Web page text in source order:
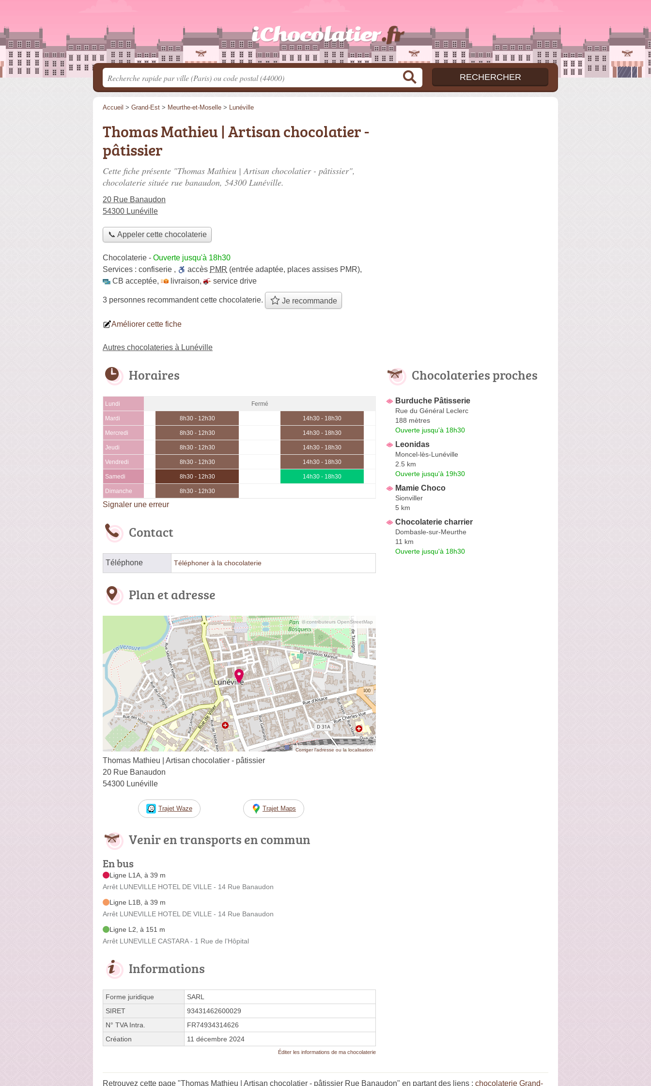
Accueil > Grand-Est > Meurthe-et-Moselle > Lunéville
Thomas Mathieu | Artisan chocolatier -
pâtissier
Cette fiche présente "Thomas Mathieu | Artisan chocolatier - pâtissier",
chocolaterie située rue banaudon, 54300 Lunéville.
20 Rue Banaudon
54300 Lunéville
📞 Appeler cette chocolaterie
Chocolaterie - Ouverte jusqu'à 18h30
Services : confiserie , accès PMR (entrée adaptée, places assises PMR),
CB acceptée, livraison, service drive
3 personnes recommandentcette chocolaterie. Je recommande
Améliorer cette fiche
Autres chocolateries à Lunéville
Horaires
Lundi Fermé
Mardi 8h30 - 12h30 14h30 - 18h30
Mercredi 8h30 - 12h30 14h30 - 18h30
Jeudi 8h30 - 12h30 14h30 - 18h30
Vendredi 8h30 - 12h30 14h30 - 18h30
Samedi 8h30 - 12h30 14h30 - 18h30
Dimanche 8h30 - 12h30
Signaler une erreur
Contact
Téléphone Téléphoner à la chocolaterie
Plan et adresse
© contributeurs OpenStreetMap
Corriger l’adresse ou la localisation
Thomas Mathieu | Artisan chocolatier - pâtissier
20 Rue Banaudon
54300 Lunéville
Trajet Waze Trajet Maps
Venir en transports en commun
En bus
Ligne L1A, à 39 m
Arrêt LUNEVILLE HOTEL DE VILLE - 14 Rue Banaudon
Ligne L1B, à 39 m
Arrêt LUNEVILLE HOTEL DE VILLE - 14 Rue Banaudon
Ligne L2, à 151 m
Arrêt LUNEVILLE CASTARA - 1 Rue de l’Hôpital
Informations
Forme juridique
SARL
SIRET
93431462600029
N° TVA Intra.
FR74934314626
Création
11 décembre 2024
Éditer les informations de ma chocolaterie
Chocolateries proches
Burduche Pâtisserie
Rue du Général Leclerc
188 mètres
Ouverte jusqu'à 18h30
Leonidas
Moncel-lès-Lunéville
2.5 km
Ouverte jusqu'à 19h30
Mamie Choco
Sionviller
5 km
Chocolaterie charrier
Dombasle-sur-Meurthe
11 km
Ouverte jusqu'à 18h30
Retrouvez cette page "Thomas Mathieu | Artisan chocolatier - pâtissier Rue Banaudon" en partant des liens : chocolaterie Grand-